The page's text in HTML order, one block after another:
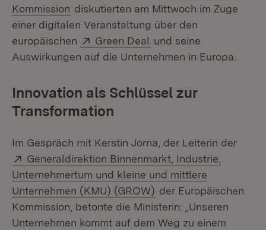
Kommission (Öffnet in neuem Fenster)
diskutierten am Mittwoch im Zuge
einer digitalen Veranstaltung über den
europäischen
Extern:
Green Deal (Öffnet in neuem
und seine
Auswirkungen auf die Unternehmen in Europa.
Innovation als Schlüssel zur
Transformation
Im Gespräch mit Kerstin Jorna, der Leiterin der
Extern:
Generaldirektion Binnenmarkt, Industrie,
Unternehmertum und kleine und mittlere
Unternehmen (KMU) (GROW) (Öffnet in neuem
der Europäischen
Kommission, betonte die Ministerin: „Unseren
Unternehmen kommt auf dem Weg zu einem